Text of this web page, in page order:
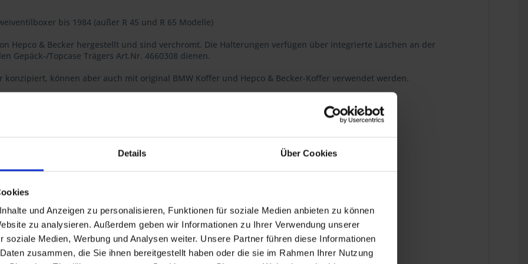
Details Über Cookies
und Anzeigen zu personalisieren, Funktionen für soziale Medien anbieten zu können
zu analysieren. Außerdem geben wir Informationen zu Ihrer Verwendung unserer
soziale Medien, Werbung und Analysen weiter. Unsere Partner führen diese Informationen
zusammen, die Sie ihnen bereitgestellt haben oder die sie im Rahmen Ihrer Nutzung
bis 1984 (außer R 45 und R 65 Modelle)
Hepco & Becker hergestellt und sind verchromt. Die Halterungen verfügen über integrierte Laschen an der
Gepäck-/Topcase Trägers Art.Nr. 4660308 dienen.
können aber auch mit original BMW Koffer und Hepco & Becker-Koffer verwendet werden.
und garantiert Ihnen höchste Qualität, konsequent optimiert bis ins Detail.